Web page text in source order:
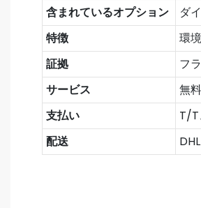
含まれているオプション
ダ
特徴
環
証拠
フ
サービス
無
支払い
T/T
配送